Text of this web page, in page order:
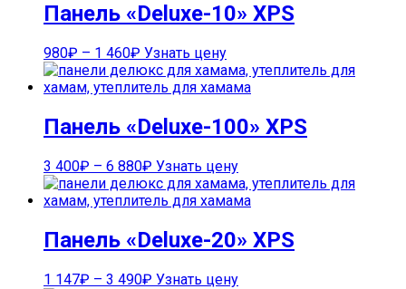
Панель «Deluxe-10» XPS
980₽ – 1 460₽ Узнать цену
Панель «Deluxe-100» XPS
3 400₽ – 6 880₽ Узнать цену
Панель «Deluxe-20» XPS
1 147₽ – 3 490₽ Узнать цену